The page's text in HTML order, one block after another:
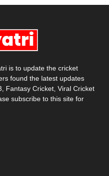
is to update the cricket
found the latest updates
Fantasy Cricket, Viral Cricket
subscribe to this site for